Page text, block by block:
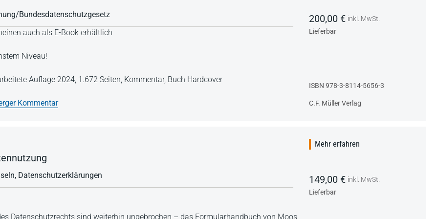
Bundesdatenschutzgesetz
auch als E-Book erhältlich
Niveau!
Auflage 2024, 1.672 Seiten, Kommentar, Buch Hardcover
Kommentar
200,00 € inkl. MwSt.
Lieferbar
ISBN 978-3-8114-5656-3
C.F. Müller Verlag
Datenschutzerklärungen
Datenschutzrechts sind weiterhin ungebrochen – das Formularhandbuch von Moos
Mehr erfahren
149,00 € inkl. MwSt.
Lieferbar